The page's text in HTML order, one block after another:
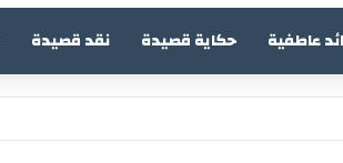
عاطفية حكاية قصيدة نقد قصيدة